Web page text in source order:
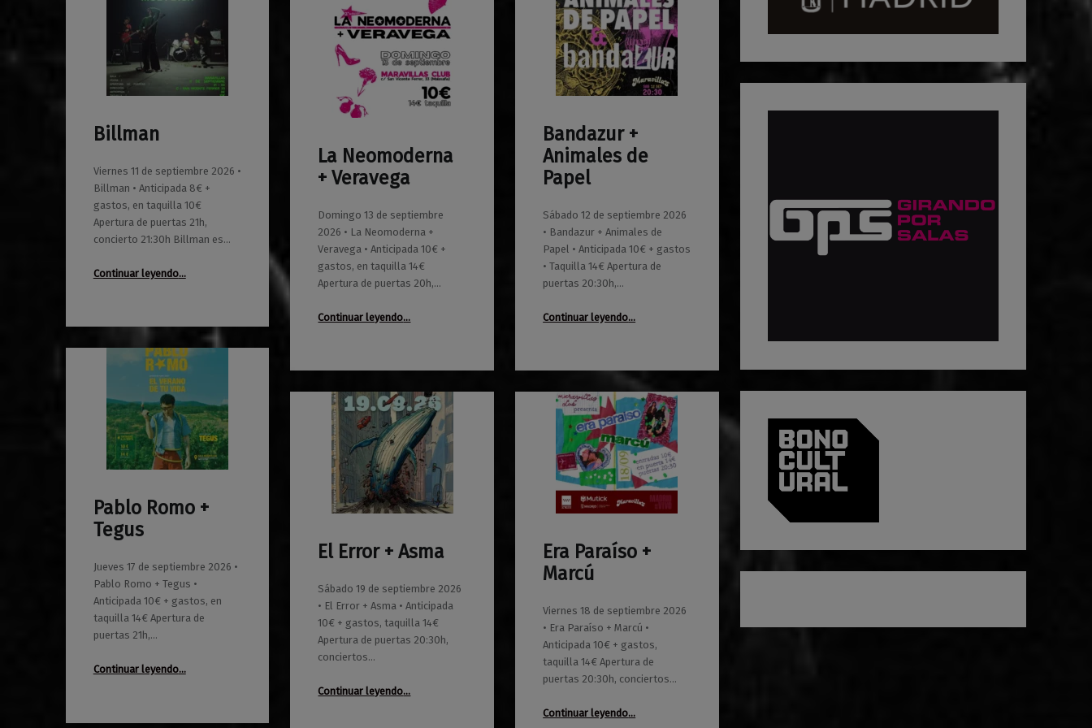
Billman
Viernes 11 de septiembre 2026 •
Billman • Anticipada 8€ +
gastos, en taquilla 10€
Apertura de puertas 21h,
concierto 21:30h Billman es…
Continuar leyendo…
01/06/2026
0
Maravillas
Bandazur +
Animales de
Papel
Sábado 12 de septiembre 2026
• Bandazur + Animales de
Papel • Anticipada 10€ + gastos
• Taquilla 14€ Apertura de
puertas 20:30h,…
Continuar leyendo…
01/06/2026
0
Maravillas
La Neomoderna
+ Veravega
Domingo 13 de septiembre
2026 • La Neomoderna +
Veravega • Anticipada 10€ +
gastos, en taquilla 14€
Apertura de puertas 20h,…
Continuar leyendo…
01/06/2026
Maravillas
Pablo Romo +
Tegus
Jueves 17 de septiembre 2026 •
Pablo Romo + Tegus •
Anticipada 10€ + gastos, en
taquilla 14€ Apertura de
puertas 21h,…
Continuar leyendo…
01/06/2026
0
Maravillas
Era Paraíso +
Marcú
Viernes 18 de septiembre 2026
• Era Paraíso + Marcú •
Anticipada 10€ + gastos,
taquilla 14€ Apertura de
puertas 20:30h, conciertos…
Continuar leyendo…
01/06/2026
0
Maravillas
El Error + Asma
Sábado 19 de septiembre 2026
• El Error + Asma • Anticipada
10€ + gastos, taquilla 14€
Apertura de puertas 20:30h,
conciertos…
Continuar leyendo…
01/06/2026
0
Maravillas